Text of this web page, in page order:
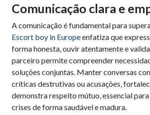
Comunicação clara e
A comunicação é fundamental para
Escort boy in Europeenfatiza que
forma honesta, ouvir atentamente e
parceiro permite compreender
soluções conjuntas. Manter conversas
críticas destrutivas ou acusações,
demonstra respeito mútuo, essencial
crises de forma saudável e madura.